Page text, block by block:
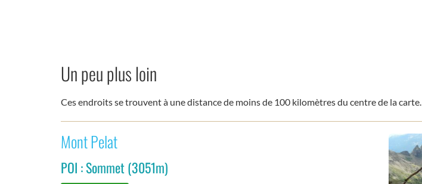
Un peu plus loin
Ces endroits se trouvent à une distance de moins de 100 kilomètres du centre de la carte.
Mont Pelat
POI : Sommet (3051m)